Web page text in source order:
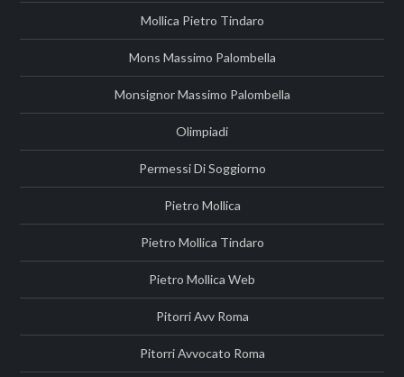
Mollica Pietro Tindaro
Mons Massimo Palombella
Monsignor Massimo Palombella
Olimpiadi
Permessi Di Soggiorno
Pietro Mollica
Pietro Mollica Tindaro
Pietro Mollica Web
Pitorri Avv Roma
Pitorri Avvocato Roma